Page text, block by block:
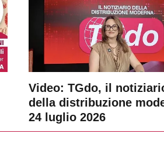
Video: TGdo, il
della distribuzione
24 luglio 2026